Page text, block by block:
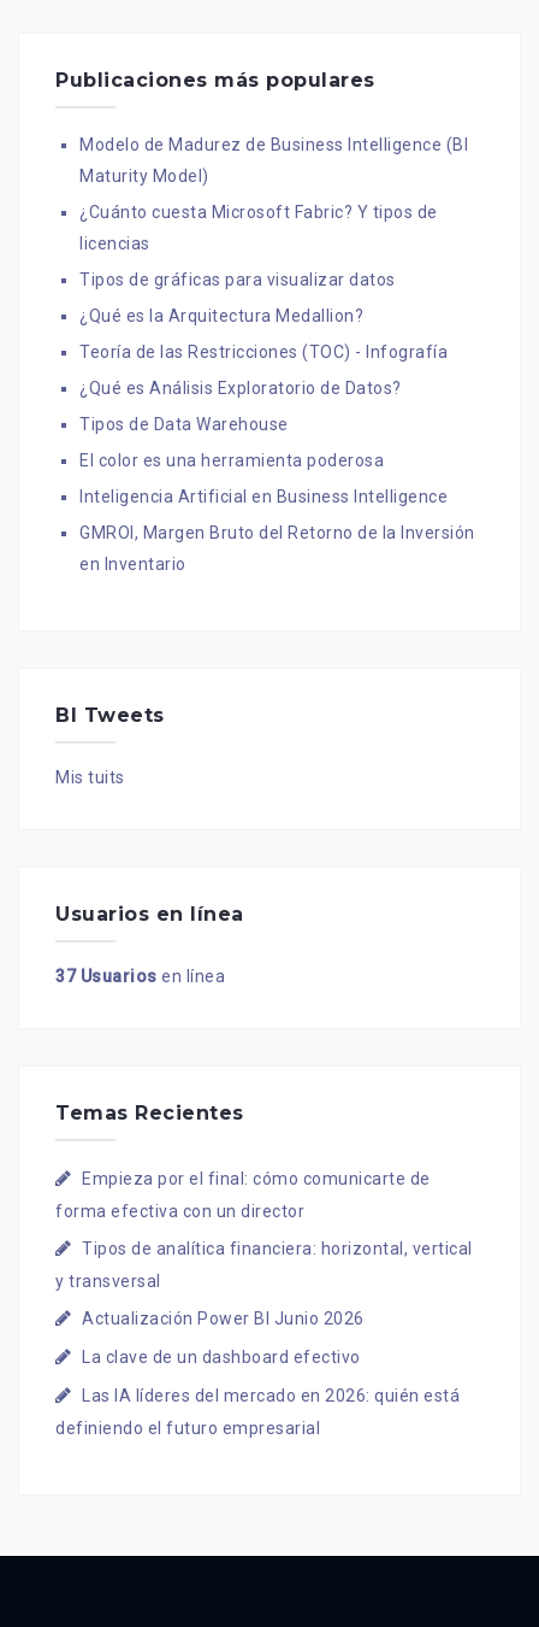
Publicaciones más populares
Modelo de Madurez de Business Intelligence (BI
Maturity Model)
¿Cuánto cuesta Microsoft Fabric? Y tipos de
licencias
Tipos de gráficas para visualizar datos
¿Qué es la Arquitectura Medallion?
Teoría de las Restricciones (TOC) - Infografía
¿Qué es Análisis Exploratorio de Datos?
Tipos de Data Warehouse
El color es una herramienta poderosa
Inteligencia Artificial en Business Intelligence
GMROI, Margen Bruto del Retorno de la Inversión
en Inventario
BI Tweets
Mis tuits
Usuarios en línea
37 Usuarios en línea
Temas Recientes
Empieza por el final: cómo comunicarte de
forma efectiva con un director
Tipos de analítica financiera: horizontal, vertical
y transversal
Actualización Power BI Junio 2026
La clave de un dashboard efectivo
Las IA líderes del mercado en 2026: quién está
definiendo el futuro empresarial